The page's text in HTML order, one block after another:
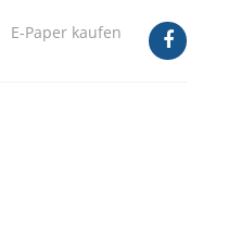
E-Paper kaufen